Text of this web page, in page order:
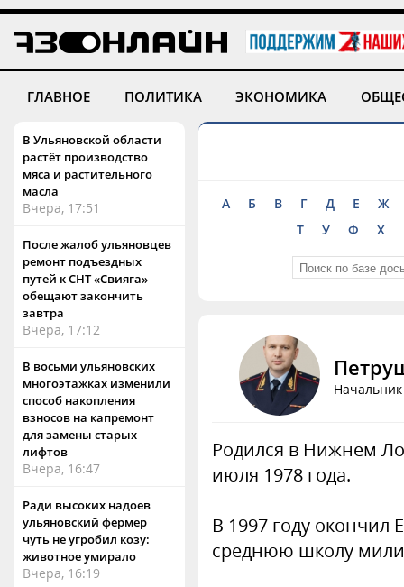
ГЛАВНОЕ ПОЛИТИКА ЭКОНОМИКА
В Ульяновской области
растёт производство
мяса и растительного
масла
Вчера, 17:51
После жалоб ульяновцев
ремонт подъездных
путей к СНТ «Свияга»
обещают закончить
завтра
Вчера, 17:12
В восьми ульяновских
многоэтажках изменили
способ накопления
взносов на капремонт
для замены старых
лифтов
Вчера, 16:47
Ради высоких надоев
ульяновский фермер
чуть не угробил козу:
животное умирало
Вчера, 16:19
А Б В Г Д Е
Ж
Т
У Ф Х
Родился в Нижнем
июля 1978 года.
В 1997 году
среднюю школу